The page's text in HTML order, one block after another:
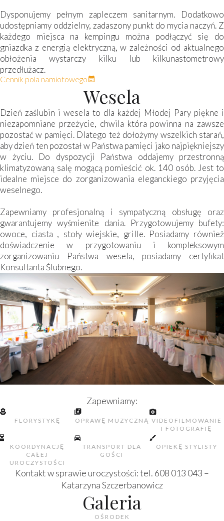
Dysponujemy pełnym zapleczem sanitarnym. Dodatkowo
udostępniamy oddzielny, zadaszony punkt do mycia naczyń. Z
każdego miejsca na kempingu można podłączyć się do
gniazdka z energią elektryczną, w zależności od aktualnego
obłożenia wystarczy kilku lub kilkunastometrowy
przedłużacz.
Cennik pola namiotowego
Wesela
Dzień zaślubin i wesela to dla każdej Młodej Pary piękne i
niezapomniane przeżycie, chwila która powinna na zawsze
pozostać w pamięci. Dlatego też dołożymy wszelkich starań,
aby dzień ten pozostał w Państwa pamięci jako najpiękniejszy
w życiu. Do dyspozycji Państwa oddajemy przestronną
klimatyzowaną salę mogącą pomieścić ok. 140 osób. Jest to
idealne miejsce do zorganizowania eleganckiego przyjęcia
weselnego.
Zapewniamy profesjonalną i sympatyczną obsługę oraz
gwarantujemy wyśmienite dania. Przygotowujemy bufety:
owoce, ciasta , stoły wiejskie, grille. Posiadamy również
doświadczenie w przygotowaniu i kompleksowym
zorganizowaniu Państwa wesela, posiadamy certyfikat
Konsultanta Ślubnego.
Zapewniamy:
FLORYSTYKĘ OPRAWĘ MUZYCZNĄ VIDEOFILMOWANIE
I FOTOGRAFIĘ
KOORDYNACJĘ
CAŁEJ
UROCZYSTOŚCI
TRANSPORT DLA
GOŚCI
OPIEKĘ STYLISTY
Kontakt w sprawie uroczystości: tel. 608 013 043 –
Katarzyna Szczerbanowicz
Galeria
OŚRODEK